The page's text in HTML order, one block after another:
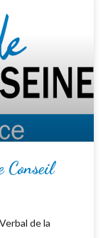
Conseil
de la